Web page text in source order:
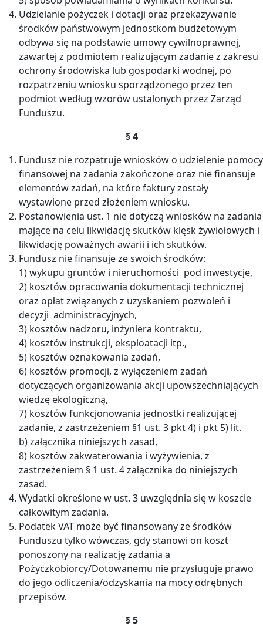
Udzielanie pożyczek i dotacji oraz przekazywanie
środków państwowym jednostkom budżetowym
odbywa się na podstawie umowy cywilnoprawnej,
zawartej z podmiotem realizującym zadanie z zakresu
ochrony środowiska lub gospodarki wodnej, po
rozpatrzeniu wniosku sporządzonego przez ten
podmiot według wzorów ustalonych przez Zarząd
Funduszu.
§ 4
Fundusz nie rozpatruje wniosków o udzielenie pomocy
finansowej na zadania zakończone oraz nie finansuje
elementów zadań, na które faktury zostały
wystawione przed złożeniem wniosku.
Postanowienia ust. 1 nie dotyczą wniosków na zadania
mające na celu likwidację skutków klęsk żywiołowych i
likwidację poważnych awarii i ich skutków.
Fundusz nie finansuje ze swoich środków:
1) wykupu gruntów i nieruchomości pod inwestycje,
2) kosztów opracowania dokumentacji technicznej
oraz opłat związanych z uzyskaniem pozwoleń i
decyzji administracyjnych,
3) kosztów nadzoru, inżyniera kontraktu,
4) kosztów instrukcji, eksploatacji itp.,
5) kosztów oznakowania zadań,
6) kosztów promocji, z wyłączeniem zadań
dotyczących organizowania akcji upowszechniających
wiedzę ekologiczną,
7) kosztów funkcjonowania jednostki realizującej
zadanie, z zastrzeżeniem §1 ust. 3 pkt 4) i pkt 5) lit.
b) załącznika niniejszych zasad,
8) kosztów zakwaterowania i wyżywienia, z
zastrzeżeniem § 1 ust. 4 załącznika do niniejszych
zasad.
Wydatki określone w ust. 3 uwzględnia się w koszcie
całkowitym zadania.
Podatek VAT może być finansowany ze środków
Funduszu tylko wówczas, gdy stanowi on koszt
ponoszony na realizację zadania a
Pożyczkobiorcy/Dotowanemu nie przysługuje prawo
do jego odliczenia/odzyskania na mocy odrębnych
przepisów.
§ 5